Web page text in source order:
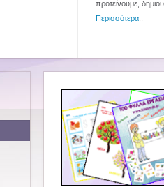
προτείνουμε,
Περισσότερα